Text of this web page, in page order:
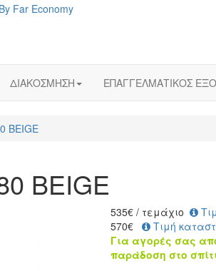
ΔΙΑΚΟΣΜΗΣΗ ΕΠΑΓΓΕΛΜΑΤΙΚΟΣ
BEIGE
BEIGE
535€ / τεμάχιο
570€
Τιμή
Για αγορές σας
παράδοση στο